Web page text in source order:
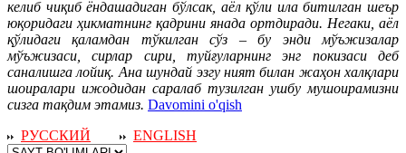
келиб чиқиб ёндашадиган бўлсак, аёл қўли ила битилган шеър
юқоридаги ҳикматнинг қадрини янада ортдиради. Негаки, аёл
қўлидаги қаламдан тўкилган сўз – бу энди мўъжизалар
мўъжизаси, сирлар сири, туйғуларнинг энг покизаси деб
саналишга лойиқ. Ана шундай эзгу ният билан жаҳон халқлари
шоиралари ижодидан саралаб тузилган ушбу мушоирамизни
сизга тақдим этамиз. Davomini o'qish
РУССКИЙ
ENGLISH